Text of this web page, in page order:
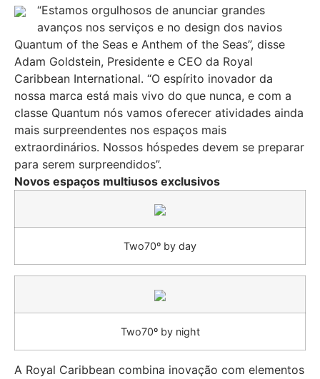
“Estamos orgulhosos de anunciar grandes
avanços nos serviços e no design dos navios
Quantum of the Seas e Anthem of the Seas”, disse
Adam Goldstein, Presidente e CEO da Royal
Caribbean International. “O espírito inovador da
nossa marca está mais vivo do que nunca, e com a
classe Quantum nós vamos oferecer atividades ainda
mais surpreendentes nos espaços mais
extraordinários. Nossos hóspedes devem se preparar
para serem surpreendidos”.
Novos espaços multiusos exclusivos
Two70º by day
Two70º by night
A Royal Caribbean combina inovação com elementos